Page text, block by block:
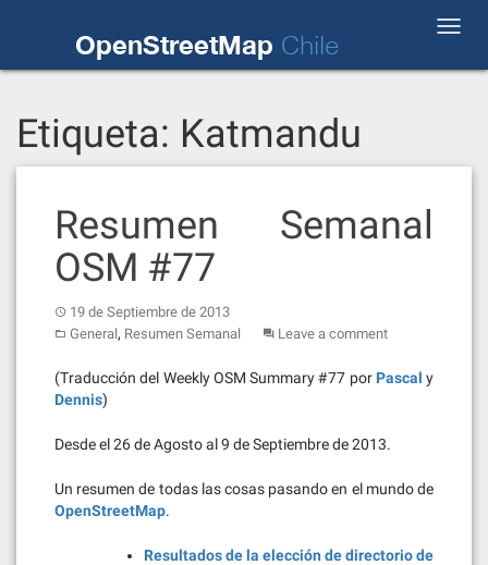
OpenStreetMap Chile
Etiqueta: Katmandu
Resumen Semanal
OSM #77
19 de Septiembre de 2013
General, Resumen Semanal Leave a comment
(Traducción del Weekly OSM Summary #77 por Pascal y
Dennis)
Desde el 26 de Agosto al 9 de Septiembre de 2013.
Un resumen de todas las cosas pasando en el mundo de
OpenStreetMap.
Resultados de la elección de directorio de